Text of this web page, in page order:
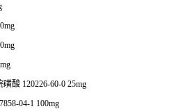
酸 120226-60-0 25mg
04-1 100mg